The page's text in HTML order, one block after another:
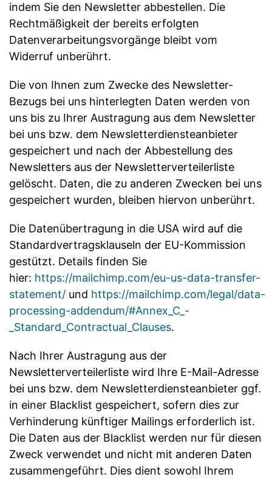
indem Sie den Newsletter abbestellen. Die
Rechtmäßigkeit der bereits erfolgten
Datenverarbeitungsvorgänge bleibt vom
Widerruf unberührt.
Die von Ihnen zum Zwecke des Newsletter-
Bezugs bei uns hinterlegten Daten werden von
uns bis zu Ihrer Austragung aus dem Newsletter
bei uns bzw. dem Newsletterdiensteanbieter
gespeichert und nach der Abbestellung des
Newsletters aus der Newsletterverteilerliste
gelöscht. Daten, die zu anderen Zwecken bei uns
gespeichert wurden, bleiben hiervon unberührt.
Die Datenübertragung in die USA wird auf die
Standardvertragsklauseln der EU-Kommission
gestützt. Details finden Sie
hier: https://mailchimp.com/eu-us-data-transfer-
statement/ und https://mailchimp.com/legal/data-
processing-addendum/#Annex_C_-
_Standard_Contractual_Clauses.
Nach Ihrer Austragung aus der
Newsletterverteilerliste wird Ihre E-Mail-Adresse
bei uns bzw. dem Newsletterdiensteanbieter ggf.
in einer Blacklist gespeichert, sofern dies zur
Verhinderung künftiger Mailings erforderlich ist.
Die Daten aus der Blacklist werden nur für diesen
Zweck verwendet und nicht mit anderen Daten
zusammengeführt. Dies dient sowohl Ihrem